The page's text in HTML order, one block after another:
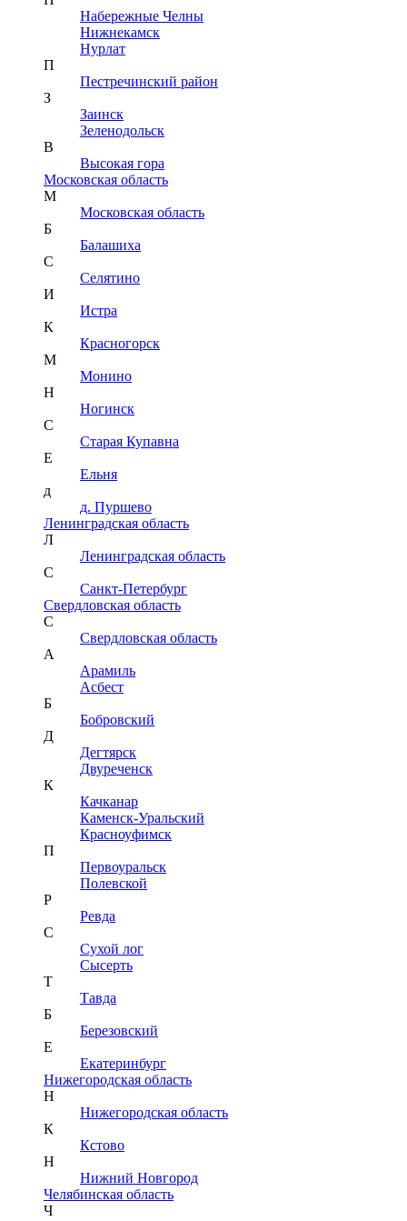
Набережные Челны
Нижнекамск
Нурлат
П
Пестречинский район
З
Заинск
Зеленодольск
В
Высокая гора
Московская область
М
Московская область
Б
Балашиха
С
Селятино
И
Истра
К
Красногорск
М
Монино
Н
Ногинск
С
Старая Купавна
Е
Ельня
д
д. Пуршево
Ленинградская область
Л
Ленинградская область
С
Санкт-Петербург
Свердловская область
С
Свердловская область
А
Арамиль
Асбест
Б
Бобровский
Д
Дегтярск
Двуреченск
К
Качканар
Каменск-Уральский
Красноуфимск
П
Первоуральск
Полевской
Р
Ревда
С
Сухой лог
Сысерть
Т
Тавда
Б
Березовский
Е
Екатеринбург
Нижегородская область
Н
Нижегородская область
К
Кстово
Н
Нижний Новгород
Челябинская область
Ч